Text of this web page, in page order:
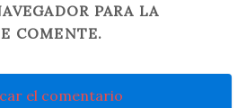
PARA LA
COMENTE.